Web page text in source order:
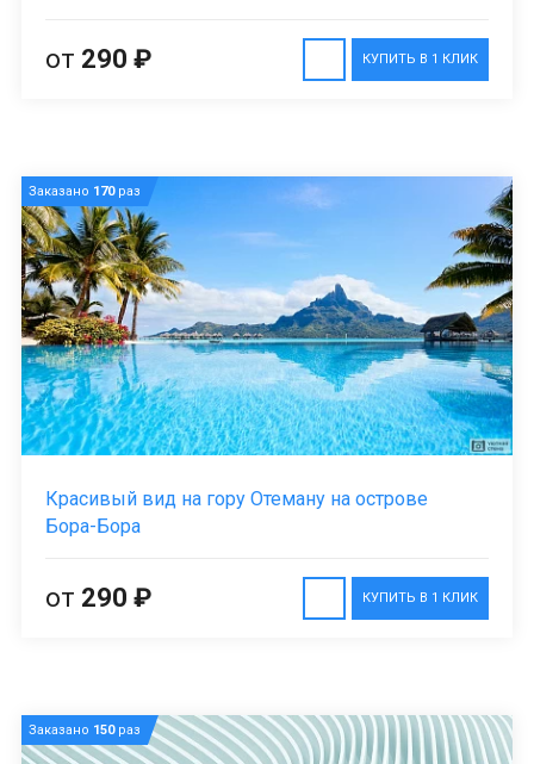
КУПИТЬ В 1 КЛИК
от 290 ₽
Заказано 170раз
Красивый вид на гору Отеману на острове
Бора-Бора
КУПИТЬ В 1 КЛИК
от 290 ₽
Заказано 150раз